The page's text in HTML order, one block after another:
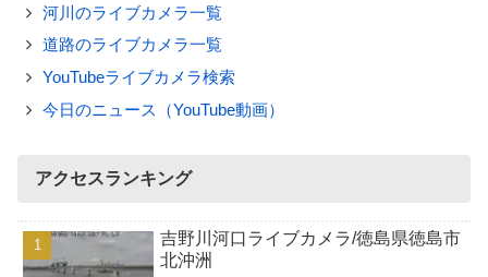
河川のライブカメラ一覧
道路のライブカメラ一覧
YouTubeライブカメラ検索
今日のニュース（YouTube動画）
アクセスランキング
吉野川河口ライブカメラ/徳島県徳島市
北沖洲